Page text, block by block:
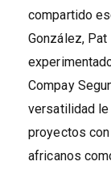
compartido
González,
Compay
versatilidad
proyectos
africanos